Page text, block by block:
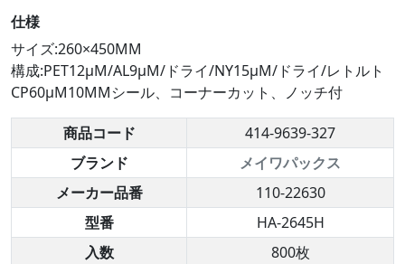
仕様
サイズ:260×450MM
構成:PET12μM/AL9μM/ドライ/NY15μM/ドライ/レトルト
CP60μM10MMシール、コーナーカット、ノッチ付
商品コード
414-9639-327
ブランド
メイワパックス
メーカー品番
110-22630
型番
HA-2645H
入数
800枚